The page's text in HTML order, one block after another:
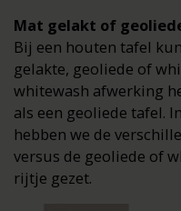
Mat gelakt of
Bij een houten tafel
gelakte, geoliede of
whitewash afwerking
als een geoliede tafel.
hebben we de
versus de geoliede of
rijtje gezet.